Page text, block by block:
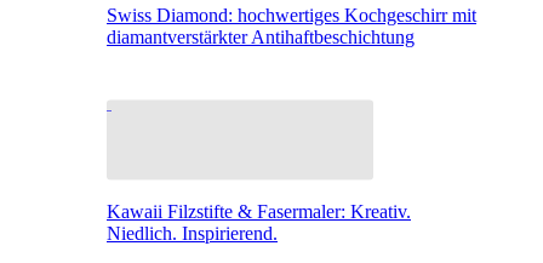
Swiss Diamond: hochwertiges Kochgeschirr mit
diamantverstärkter Antihaftbeschichtung
Kawaii Filzstifte & Fasermaler: Kreativ.
Niedlich. Inspirierend.